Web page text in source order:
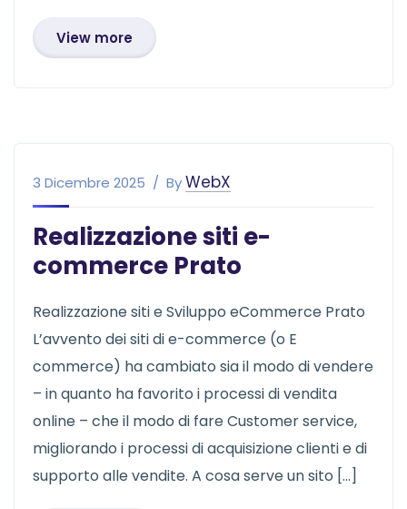
View more
3 Dicembre 2025 ByWebX
Realizzazione siti e-
commerce Prato
Realizzazione siti e Sviluppo eCommerce Prato
L’avvento dei siti di e-commerce (o E
commerce) ha cambiato sia il modo di vendere
– in quanto ha favorito i processi di vendita
online – che il modo di fare Customer service,
migliorando i processi di acquisizione clienti e di
supporto alle vendite. A cosa serve un sito […]